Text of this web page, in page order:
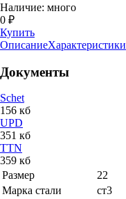
Наличие: много
0 ₽
Купить
ОписаниеХарактеристики
Документы
Schet
156 кб
UPD
351 кб
TTN
359 кб
Размер
22
Марка стали
ст3